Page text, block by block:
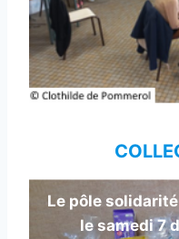
Le pôle
le samedi 7